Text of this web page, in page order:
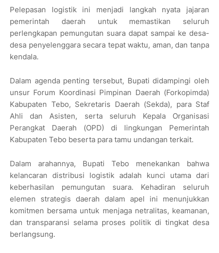
​Pelepasan logistik ini menjadi langkah nyata jajaran
pemerintah daerah untuk memastikan seluruh
perlengkapan pemungutan suara dapat sampai ke desa-
desa penyelenggara secara tepat waktu, aman, dan tanpa
kendala.
​Dalam agenda penting tersebut, Bupati didampingi oleh
unsur Forum Koordinasi Pimpinan Daerah (Forkopimda)
Kabupaten Tebo, Sekretaris Daerah (Sekda), para Staf
Ahli dan Asisten, serta seluruh Kepala Organisasi
Perangkat Daerah (OPD) di lingkungan Pemerintah
Kabupaten Tebo beserta para tamu undangan terkait.
​Dalam arahannya, Bupati Tebo menekankan bahwa
kelancaran distribusi logistik adalah kunci utama dari
keberhasilan pemungutan suara. Kehadiran seluruh
elemen strategis daerah dalam apel ini menunjukkan
komitmen bersama untuk menjaga netralitas, keamanan,
dan transparansi selama proses politik di tingkat desa
berlangsung.